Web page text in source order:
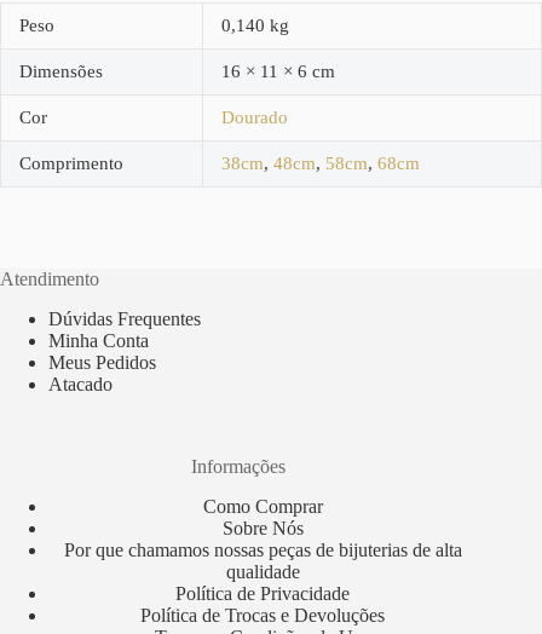
Peso 0,140 kg
Dimensões 16 × 11 × 6 cm
Cor Dourado
Comprimento 38cm, 48cm, 58cm, 68cm
Atendimento
Dúvidas Frequentes
Minha Conta
Meus Pedidos
Atacado
Informações
Como Comprar
Sobre Nós
Por que chamamos nossas peças de bijuterias de alta
qualidade
Política de Privacidade
Política de Trocas e Devoluções